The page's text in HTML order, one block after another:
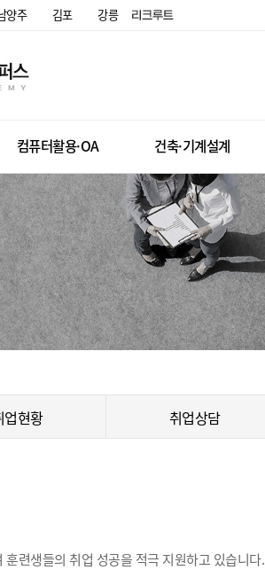
양주 김포 강릉
컴퓨터활용·OA 건축·기계설계
업현황 취업상담
련생들의 취업 성공을 적극 지원하고 있습니다.